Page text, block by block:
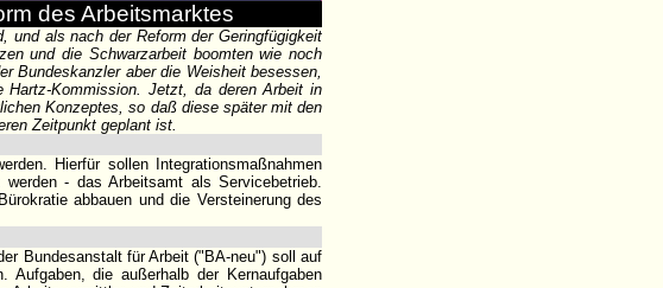
des Arbeitsmarktes
und als nach der Reform der Geringfügigkeit
und die Schwarzarbeit boomten wie noch
Bundeskanzler aber die Weisheit besessen,
Hartz-Kommission. Jetzt, da deren Arbeit in
Konzeptes, so daß diese später mit den
Zeitpunkt geplant ist.
Hierfür sollen Integrationsmaßnahmen
- das Arbeitsamt als Servicebetrieb.
abbauen und die Versteinerung des
Bundesanstalt für Arbeit ("BA-neu") soll auf
Aufgaben, die außerhalb der Kernaufgaben